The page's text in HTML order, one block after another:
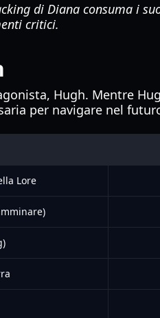
di Diana consuma i
critici.
Hugh. Mentre
per navigare nel
Lore